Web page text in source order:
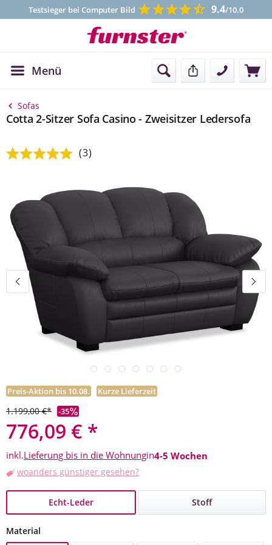
Testsieger bei Computer Bild 9.4/10.0
Menü Kontakt
Sofas
Cotta 2-Sitzer Sofa Casino - Zweisitzer Ledersofa
Durchschnittliche Bewertung von 5 von 5 Sternen
(3)
Bildergalerie überspringen
776,09 € *
Preis-Aktion bis 10.08. Kurze Lieferzeit
1.199,00 €* -35
inkl.Lieferung bis in die Wohnungin4-5 Wochen
woanders günstiger gesehen?
Echt-Leder Stoff
Material